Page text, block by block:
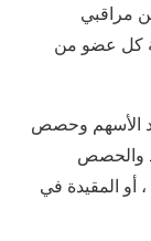
مراقبي
كل عضو من
الأسهم وحصص
والحصص
أو المقيدة في